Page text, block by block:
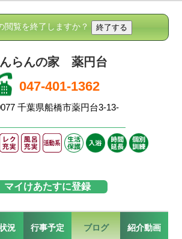
閲覧を終了しますか？
らんの家 薬円台
047-401-1362
千葉県船橋市薬円台3-13-
マイけあたすに登録
況 行事予定 ブログ 紹介動画